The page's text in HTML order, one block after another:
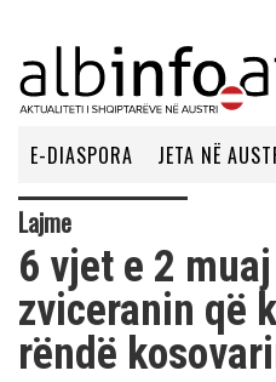
E-DIASPORA JETA NË
Lajme
6 vjet e 2
zviceranin që
rëndë